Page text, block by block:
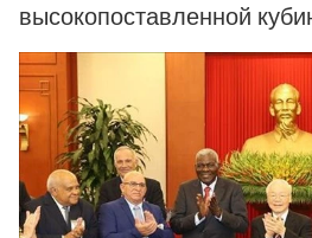
высокопоставленной